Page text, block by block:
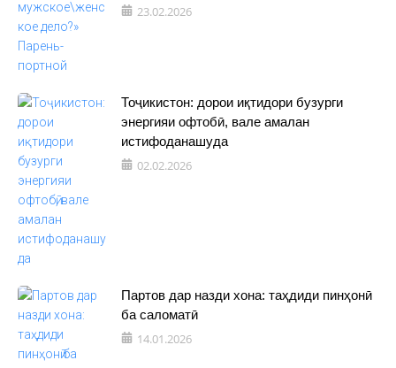
23.02.2026
Тоҷикистон: дорои иқтидори бузурги
энергияи офтобӣ, вале амалан
истифоданашуда
02.02.2026
Партов дар назди хона: таҳдиди пинҳонӣ
ба саломатӣ
14.01.2026